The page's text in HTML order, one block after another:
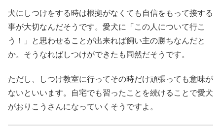
犬にしつけをする時は根拠がなくても自信をもって接する
事が大切なんだそうです。愛犬に「この人について行こ
う！」と思わせることが出来れば飼い主の勝ちなんだと
か。そうなればしつけができたも同然だそうです。
ただし、しつけ教室に行ってその時だけ頑張っても意味が
ないといいます。自宅でも習ったことを続けることで愛犬
がおりこうさんになっていくそうですよ。